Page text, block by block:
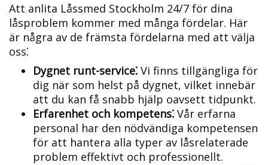
Att anlita Låssmed Stockholm 24/7 för dina
låsproblem kommer med många fördelar.​ Här
är några av de främsta fördelarna med att välja
oss⁚
Dygnet runt-service⁚ Vi finns tillgängliga för
dig när som helst på dygnet, vilket innebär
att du kan få snabb hjälp oavsett tidpunkt.​
Erfarenhet och kompetens⁚ Vår erfarna
personal har den nödvändiga kompetensen
för att hantera alla typer av låsrelaterade
problem effektivt och professionellt.​